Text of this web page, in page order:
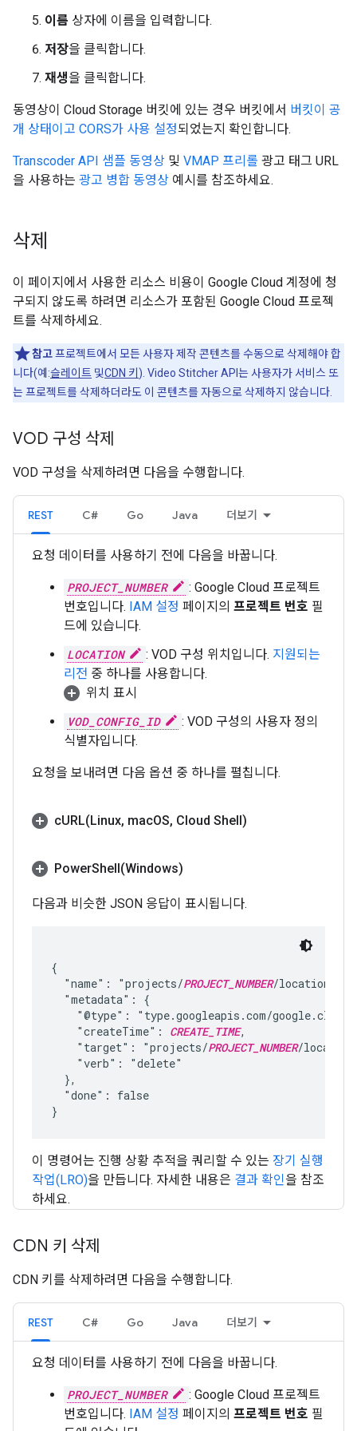
이름 상자에 이름을 입력합니다.
저장을 클릭합니다.
재생을 클릭합니다.
동영상이 Cloud Storage 버킷에 있는 경우 버킷에서 버킷이 공
개 상태이고 CORS가 사용 설정되었는지 확인합니다.
Transcoder API 샘플 동영상 및 VMAP 프리롤 광고 태그 URL
을 사용하는 광고 병합 동영상 예시를 참조하세요.
삭제
이 페이지에서 사용한 리소스 비용이 Google Cloud 계정에 청
구되지 않도록 하려면 리소스가 포함된 Google Cloud 프로젝
트를 삭제하세요.
참고프로젝트에서 모든 사용자 제작 콘텐츠를 수동으로 삭제해야 합
니다(예:슬레이트 및CDN 키 ). Video Stitcher API는 사용자가 서비스 또
는 프로젝트를 삭제하더라도 이 콘텐츠를 자동으로 삭제하지 않습니다.
VOD 구성 삭제
VOD 구성을 삭제하려면 다음을 수행합니다.
REST C# Go Java 더보기
요청 데이터를 사용하기 전에 다음을 바꿉니다.
PROJECT_NUMBER
: Google Cloud 프로젝트
번호입니다. IAM 설정 페이지의 프로젝트 번호 필
드에 있습니다.
LOCATION
: VOD 구성 위치입니다. 지원되는
리전 중 하나를 사용합니다.
위치 표시
VOD_CONFIG_ID
: VOD 구성의 사용자 정의
식별자입니다.
요청을 보내려면 다음 옵션 중 하나를 펼칩니다.
cURL(Linux, macOS, Cloud Shell)
PowerShell(Windows)
다음과 비슷한 JSON 응답이 표시됩니다.
{
  "name": "projects/
PROJECT_NUMBER/locations/
  "metadata": {
"@type": "type.googleapis.com/
    "createTime":
CREATE_TIME,
    "target": "projects/
PROJECT_NUMBER/
    "verb": "delete"
  },
  "done": false
이 명령어는 진행 상황 추적을 쿼리할 수 있는 장기 실행
작업(LRO)을 만듭니다. 자세한 내용은 결과 확인을 참조
하세요.
CDN 키 삭제
CDN 키를 삭제하려면 다음을 수행합니다.
REST C# Go Java 더보기
요청 데이터를 사용하기 전에 다음을 바꿉니다.
PROJECT_NUMBER
: Google Cloud 프로젝트
번호입니다. IAM 설정 페이지의 프로젝트 번호 필